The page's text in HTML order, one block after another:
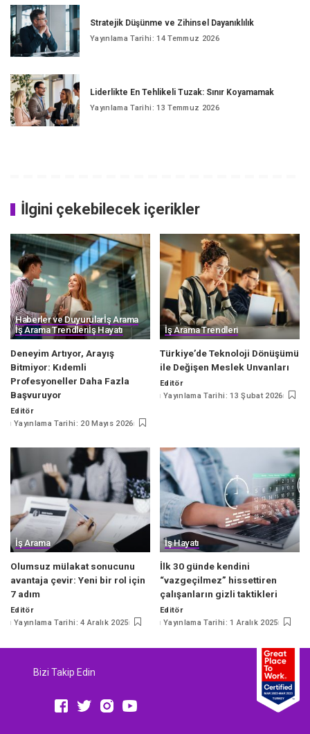
Stratejik Düşünme ve Zihinsel Dayanıklılık
Yayınlama Tarihi: 14 Temmuz 2026
Liderlikte En Tehlikeli Tuzak: Sınır Koyamamak
Yayınlama Tarihi: 13 Temmuz 2026
İlgini çekebilecek içerikler
Haberler ve Duyurularİş Arama
İş Arama Trendleriİş Hayatı
Deneyim Artıyor, Arayış
Bitmiyor: Kıdemli
Profesyoneller Daha Fazla
Başvuruyor
Posted
by
Editör
Yayınlama Tarihi: 20 Mayıs 2026
İş Arama Trendleri
Türkiye’de Teknoloji Dönüşümü
ile Değişen Meslek Unvanları
Posted
by
Editör
Yayınlama Tarihi: 13 Şubat 2026
İş Arama
Olumsuz mülakat sonucunu
avantaja çevir: Yeni bir rol için
7 adım
Posted
by
Editör
Yayınlama Tarihi: 4 Aralık 2025
İş Hayatı
İlk 30 günde kendini
“vazgeçilmez” hissettiren
çalışanların gizli taktikleri
Posted
by
Editör
Yayınlama Tarihi: 1 Aralık 2025
Bizi Takip Edin